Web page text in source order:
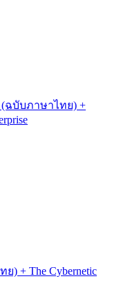
ฉบับภาษาไทย) +
) + The Cybernetic